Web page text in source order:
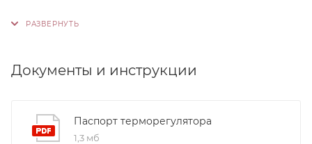
используются только высококачественные
международным стандартам сертификации ISO
9001:2015. Это обеспечивает надежность и
Документы и инструкции
Паспорт терморегулятора
1,3 мб